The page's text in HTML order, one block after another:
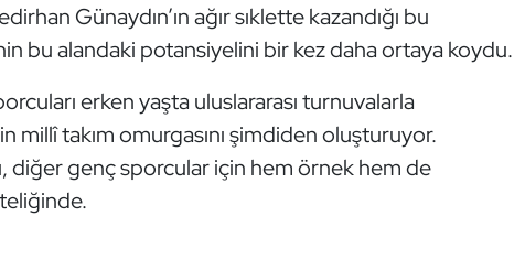
Günaydın’ın ağır sıklette kazandığı bu
bu alandaki potansiyelini bir kez daha ortaya koydu.
erken yaşta uluslararası turnuvalarla
millî takım omurgasını şimdiden oluşturuyor.
diğer genç sporcular için hem örnek hem de